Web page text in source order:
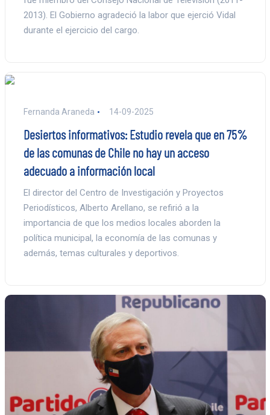
2013). El Gobierno agradeció la labor que ejerció Vidal
durante el ejercicio del cargo.
Fernanda Araneda 14-09-2025
Desiertos informativos: Estudio revela que en 75%
de las comunas de Chile no hay un acceso
adecuado a información local
El director del Centro de Investigación y Proyectos
Periodísticos, Alberto Arellano, se refirió a la
importancia de que los medios locales aborden la
política municipal, la economía de las comunas y
además, temas culturales y deportivos.